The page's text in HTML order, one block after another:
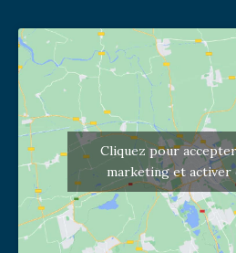
Cliquez pour
marketing et activer